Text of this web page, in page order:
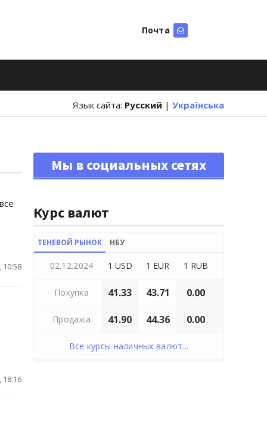
Почта
Язык сайта: Русский | Українська
10:58
18:16
Мы в социальных сетях
Курс валют
ТЕНЕВОЙ РЫНОК НБУ
02.12.2024 1 USD 1 EUR 1 RUB
Покупка 41.33 43.71 0.00
Продажа 41.90 44.36 0.00
Все курсы наличных валют...